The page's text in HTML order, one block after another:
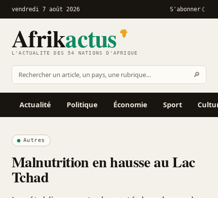
vendredi 7 août 2026 S'abonner
Afrikactus
L'ACTUALITÉ DES 54 NATIONS D'AFRIQUE
Rechercher
sur
Afrikactus
🔎
Actualité Politique Économie Sport
Autres
Malnutrition en hausse au Lac
Tchad